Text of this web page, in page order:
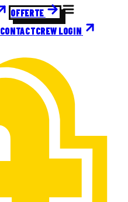
OFFERTE
CONTACTCREW LOGIN